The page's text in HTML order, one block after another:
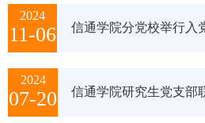
2024
11-06
2024
07-20